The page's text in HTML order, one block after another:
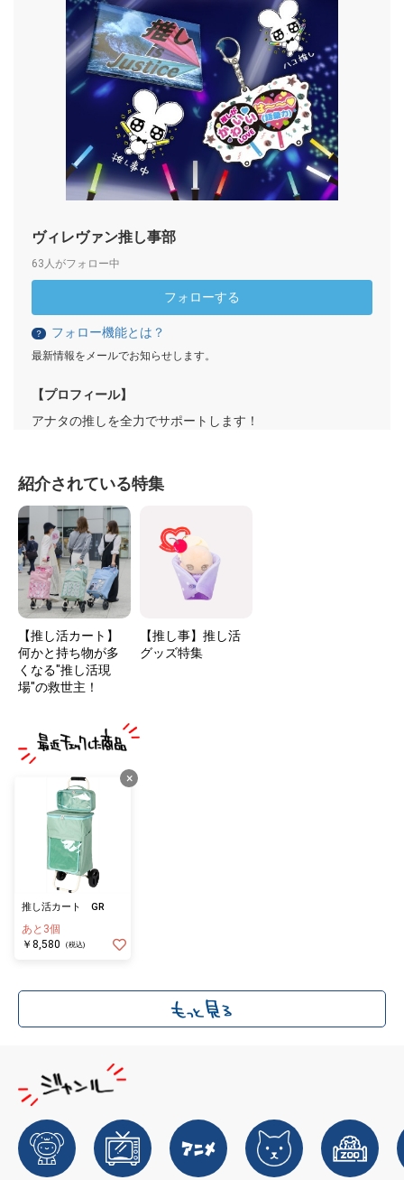
ヴィレヴァン推し事部
63人がフォロー中
フォローする
？ フォロー機能とは？
最新情報をメールでお知らせします。
【プロフィール】
アナタの推しを全力でサポートします！
紹介されている特集
【推し活カート】
何かと持ち物が多
くなる"推し活現
場"の救世主！
【推し事】推し活
グッズ特集
×
推し活カート GR
あと3個
￥8,580
(税込)